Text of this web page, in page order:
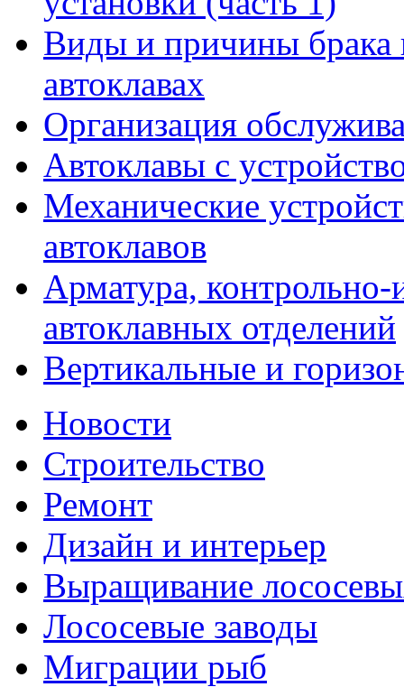
Виды и причины брака
автоклавах
Организация
Автоклавы с
Механические
автоклавов
Арматура,
автоклавных отделений
Вертикальные и
Новости
Строительство
Ремонт
Дизайн и интерьер
Выращивание
Лососевые заводы
Миграции рыб